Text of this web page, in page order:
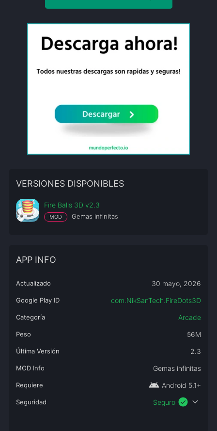
VERSIONES DISPONIBLES
Fire Balls 3D v2.3
MOD Gemas infinitas
APP INFO
Actualizado 30 mayo, 2026
Google Play ID com.NikSanTech.FireDots3D
Categoría Arcade
Peso 56M
Última Versión 2.3
MOD Info Gemas infinitas
Requiere android Android 5.1+
Seguridad Seguro check_circle expand_more